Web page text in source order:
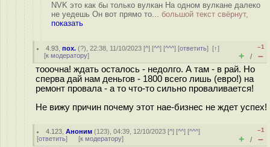
NVK это как бы только вулкан На одном вулкане далеко
не уедешь Он вот прямо то... большой текст свёрнут,
показать
4.93 ,пох. (?), 22:38, 11/10/2023 [^] [^^] [^^^] [ответить][↑]
[к модератору]
–1
+ / –
тооочна! ждать осталось - недолго. А там - в рай. Но
сперва дай нам деньгов - 1800 всего лишь (евро!) на
ремонт провала - а то что-то сильно проваливается!
Не вижу причин почему этот нае-бизнес не ждет успех!
4.123 ,Аноним (123), 04:39, 12/10/2023 [^] [^^] [^^^]
[ответить] [к модератору]
–1
+ / –